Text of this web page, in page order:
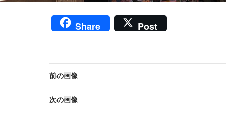
Share Post
前の画像
次の画像